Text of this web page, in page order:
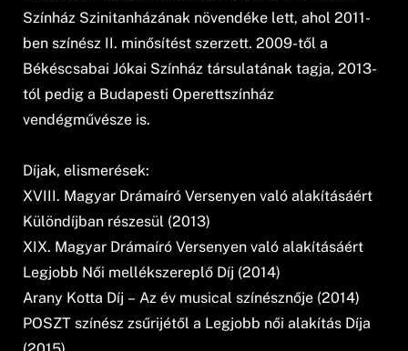
Színház Szinitanházának növendéke lett, ahol 2011-
ben színész II. minősítést szerzett. 2009-től a
Békéscsabai Jókai Színház társulatának tagja, 2013-
tól pedig a Budapesti Operettszínház
vendégművésze is.
Díjak, elismerések:
XVIII. Magyar Drámaíró Versenyen való alakításáért
Különdíjban részesül (2013)
XIX. Magyar Drámaíró Versenyen való alakításáért
Legjobb Női mellékszereplő Díj (2014)
Arany Kotta Díj – Az év musical színésznője (2014)
POSZT színész zsűrijétől a Legjobb női alakítás Díja